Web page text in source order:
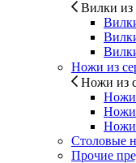
Вилки из
Ножи из
Ножи из
Ножи
Ножи
Ножи
Столовые
Прочие